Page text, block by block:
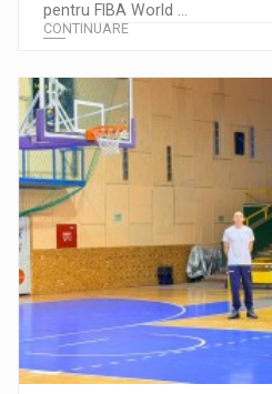
pentru FIBA World ...
CONTINUARE